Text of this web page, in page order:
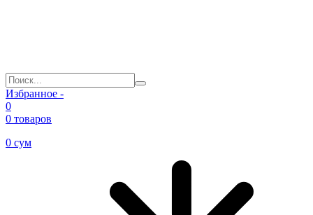
Избранное -
0
0 товаров
0 сум